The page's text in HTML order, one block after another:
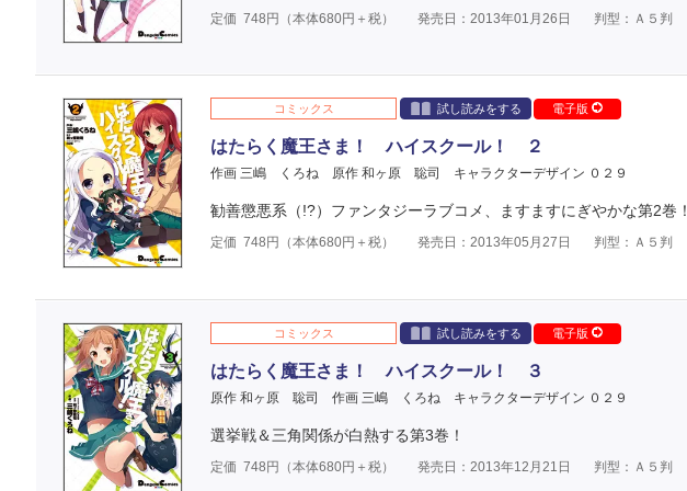
定価 748 円（本体680円＋税） 発売日：2013年01月26日 判型：Ａ５判
コミックス 試し読みをする 電子版
はたらく魔王さま！ ハイスクール！ ２
作画 三嶋 くろね 原作 和ヶ原 聡司 キャラクターデザイン ０２９
勧善懲悪系（!?）ファンタジーラブコメ、ますますにぎやかな第2巻！
定価 748 円（本体680円＋税） 発売日：2013年05月27日 判型：Ａ５判
コミックス 試し読みをする 電子版
はたらく魔王さま！ ハイスクール！ ３
原作 和ヶ原 聡司 作画 三嶋 くろね キャラクターデザイン ０２９
選挙戦＆三角関係が白熱する第3巻！
定価 748 円（本体680円＋税） 発売日：2013年12月21日 判型：Ａ５判